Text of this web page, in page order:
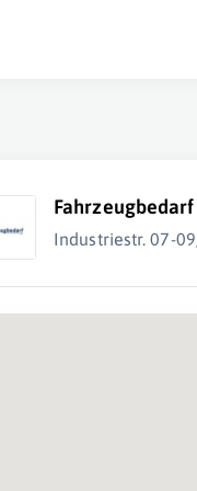
Fahrzeugbedarf
Industriestr. 07-